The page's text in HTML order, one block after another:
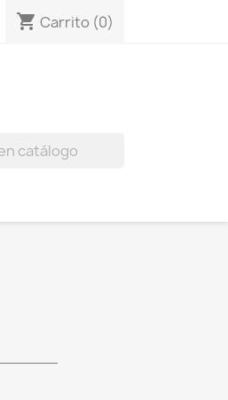
shopping_cart Carrito (0)